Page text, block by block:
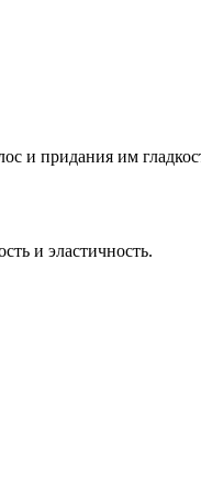
и придания им
и эластичность.